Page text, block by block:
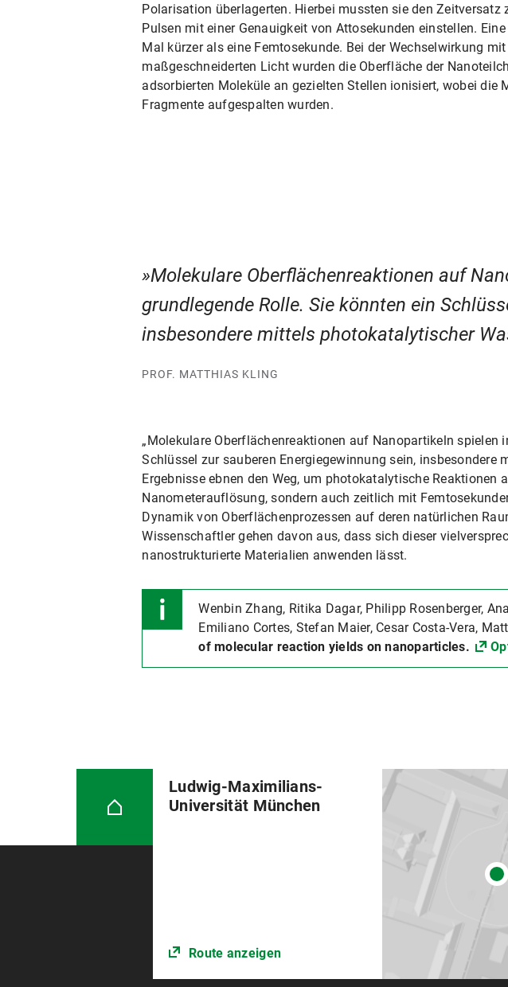
Polarisation überlagerten. Hierbei mussten sie den Zeitversatz
Pulsen mit einer Genauigkeit von Attosekunden einstellen.
Mal kürzer als eine Femtosekunde. Bei der Wechselwirkung
maßgeschneiderten Licht wurden die Oberfläche der
adsorbierten Moleküle an gezielten Stellen ionisiert, wobei die
Fragmente aufgespalten wurden.
Molekulare Oberflächenreaktionen auf
grundlegende Rolle. Sie könnten ein
insbesondere mittels photokatalytischer
PROF. MATTHIAS KLING
„Molekulare Oberflächenreaktionen auf Nanopartikeln spielen
Schlüssel zur sauberen Energiegewinnung sein,
Ergebnisse ebnen den Weg, um photokatalytische
Nanometerauflösung, sondern auch zeitlich mit
Dynamik von Oberflächenprozessen auf deren natürlichen
Wissenschaftler gehen davon aus, dass sich dieser
nanostrukturierte Materialien anwenden lässt.
Wenbin Zhang, Ritika Dagar, Philipp Rosenberger,
Emiliano Cortes, Stefan Maier, Cesar Costa-Vera,
of molecular reaction yields on nanoparticles.
Ludwig-Maximilians-
Universität München
Route anzeigen